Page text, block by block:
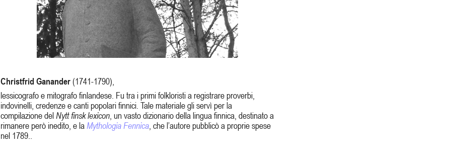
Christfrid Ganander (1741-1790),
lessicografo e mitografo ﬁnlandese. Fu tra i primi folkloristi a registrare proverbi,
indovinelli, credenze e canti popolari ﬁnnici. Tale materiale gli servì per la
compilazione del Nytt ﬁnsk lexicon , un vasto dizionario della lingua ﬁnnica, destinato a
rimanere però inedito, e la Mythologia Fennica , che l’autore pubblicò ­a proprie spese
nel 1789..